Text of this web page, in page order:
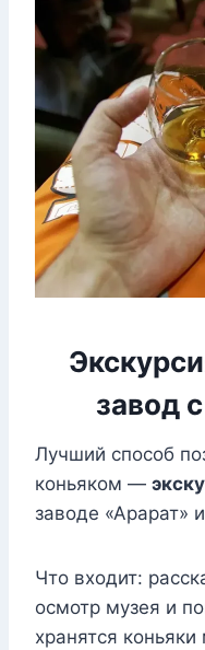
завод
Лучший способ
коньяком —
заводе «Арарат»
Что входит:
осмотр музея и
хранятся